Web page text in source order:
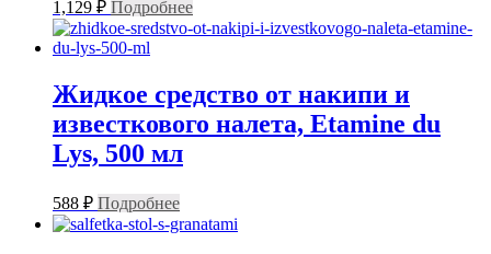
1,129 ₽ Подробнее
Жидкое средство от накипи и
известкового налета, Etamine du
Lys, 500 мл
588 ₽ Подробнее